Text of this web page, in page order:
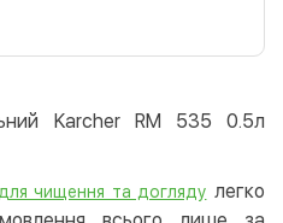
Karcher RM 535 0.5л
чищення та догляду легко